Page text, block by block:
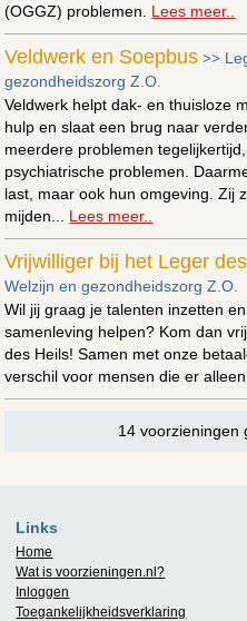
(OGGZ) problemen. Lees meer..
Veldwerk en Soepbus >>
gezondheidszorg Z.O.
Veldwerk helpt dak- en thuisloze
hulp en slaat een brug naar
meerdere problemen
psychiatrische problemen.
last, maar ook hun omgeving. Zij
mijden... Lees meer..
Vrijwilliger bij het Leger
Welzijn en gezondheidszorg Z.O.
Wil jij graag je talenten inzetten
samenleving helpen? Kom dan
des Heils! Samen met onze
verschil voor mensen die er
14 voorzieningen
Links
Home
Wat is voorzieningen.nl?
Inloggen
Toegankelijkheidsverklaring